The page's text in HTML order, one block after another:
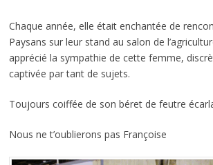
Chaque année, elle était enchantée de
Paysans sur leur stand au salon de
apprécié la sympathie de cette femme,
captivée par tant de sujets.
Toujours coiffée de son béret de feutre
Nous ne t’oublierons pas Françoise